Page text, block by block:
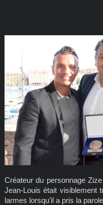
Créateur du personnage
Jean-Louis était visiblement
larmes lorsqu’il a pris la